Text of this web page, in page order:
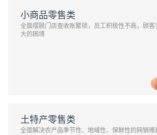
小商品零售类
全面摆脱门店查收账繁琐，员工积极性不高，顾客
大的困境
土特产零售类
全面解决农产品季节性、地域性、保鲜性的网销难